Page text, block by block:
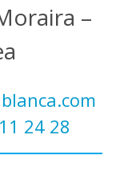
–
24 28